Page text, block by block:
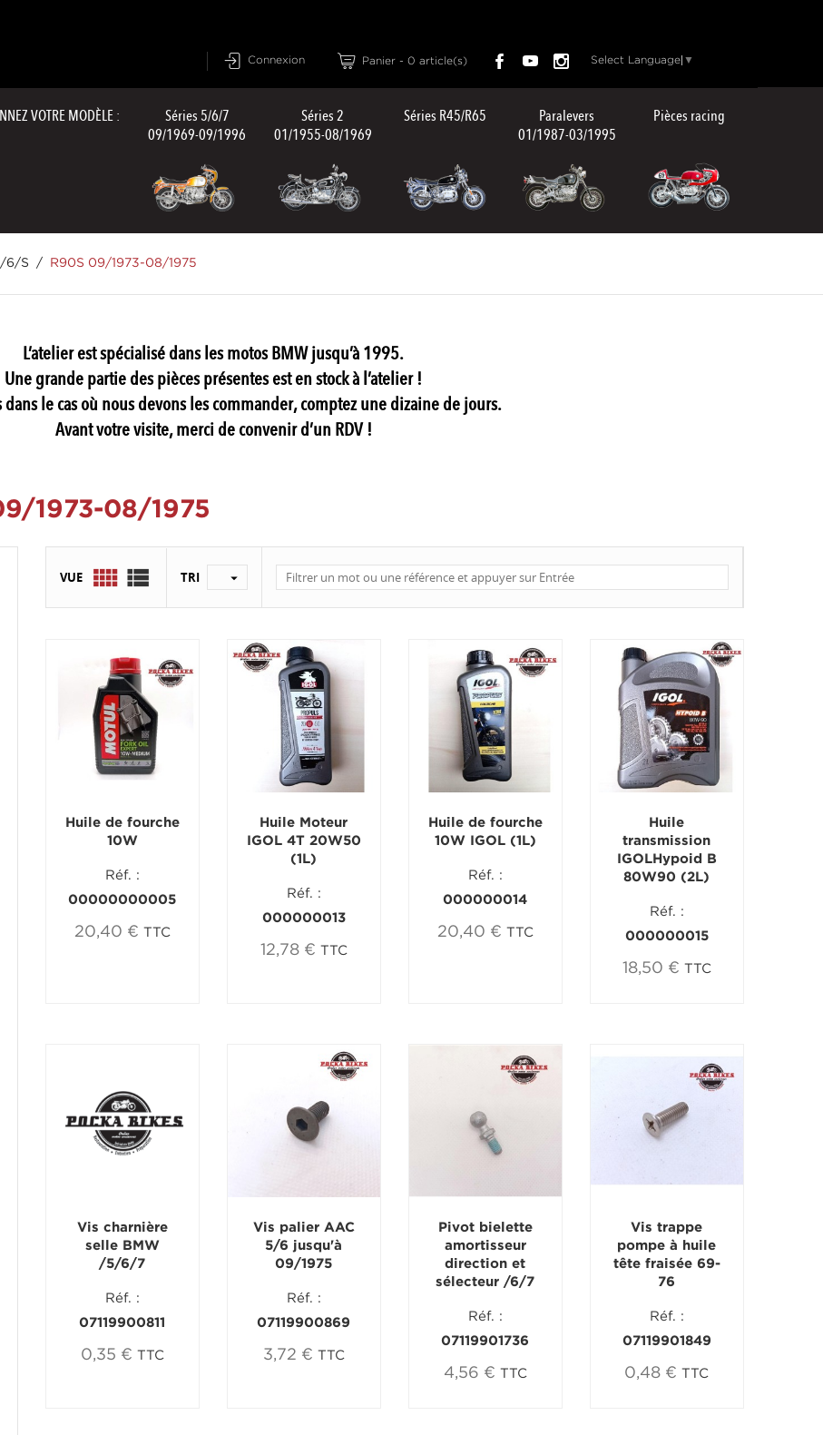
Connexion Panier - 0 article(s) Select Language ▼
VOTRE MODÈLE :
Séries 5/6/7
09/1969-09/1996
Séries 2
01/1955-08/1969
Séries R45/R65
Paralevers
01/1987-03/1995
Pièces racing
6/S R90S 09/1973-08/1975
L’atelier est spécialisé dans les motos BMW jusqu’à 1995.
Une grande partie des pièces présentes est en stock à l’atelier !
dans le cas où nous devons les commander, comptez une dizaine de jours.
Avant votre visite, merci de convenir d’un RDV !
1973-08/1975
VUE   TRI 
Huile de fourche
10W
Réf. :
00000000005
20,40 € TTC
Huile Moteur
IGOL 4T 20W50
(1L)
Réf. :
000000013
12,78 € TTC
Huile de fourche
10W IGOL (1L)
Réf. :
000000014
20,40 € TTC
Huile
transmission
IGOLHypoid B
80W90 (2L)
Réf. :
000000015
18,50 € TTC
Vis charnière
selle BMW
/5/6/7
Réf. :
07119900811
0,35 € TTC
Vis palier AAC
5/6 jusqu'à
09/1975
Réf. :
07119900869
3,72 € TTC
Pivot bielette
amortisseur
direction et
sélecteur /6/7
Réf. :
07119901736
4,56 € TTC
Vis trappe
pompe à huile
tête fraisée 69-
76
Réf. :
07119901849
0,48 € TTC